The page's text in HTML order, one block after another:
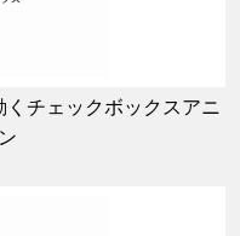
チェックボックスアニ